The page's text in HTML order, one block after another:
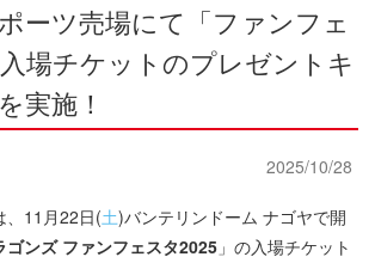
ーツ売場にて「ファンフェ
場チケットのプレゼントキ
実施！
2025/10/28
、11月22日(土)バンテリンドーム ナゴヤで開
ゴンズ ファンフェスタ2025 」の入場チケット